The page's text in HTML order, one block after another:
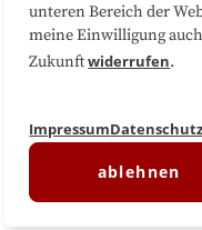
unteren Bereich der
meine Einwilligung
Zukunftwiderrufen.
ImpressumDatenschutz
ablehnen